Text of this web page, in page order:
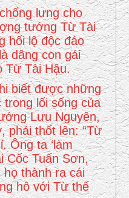
lưng cho
tướng Từ Tài
hối lộ độc đáo
dâng con gái
Từ Tài Hậu.
biết được những
lối sống của
Lưu Nguyên,
phải thốt lên: “Từ
Ông ta ‘làm
Cốc Tuấn Sơn,
thành ra cái
hô với Từ thế